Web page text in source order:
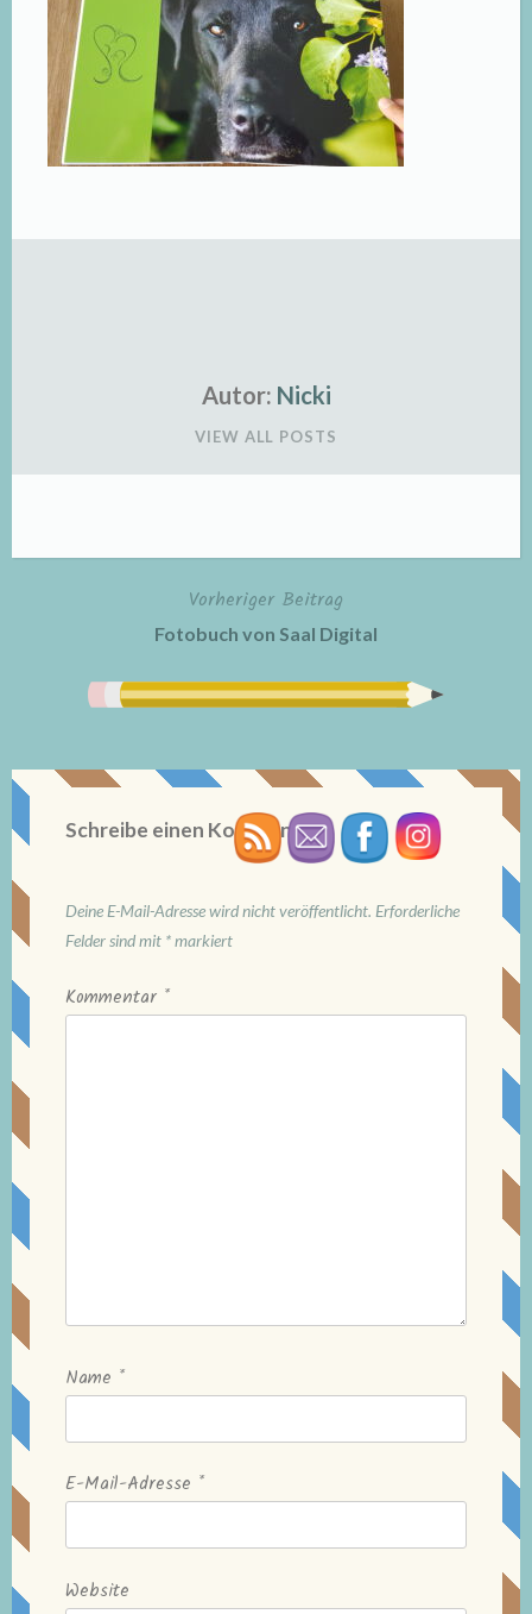
Autor: Nicki
VIEW ALL POSTS
BeitragsnavigationVorheriger Beitrag
Fotobuch von Saal Digital
Schreibe einen Kommentar
Deine E-Mail-Adresse wird nicht veröffentlicht. Erforderliche
Felder sind mit *markiert
Kommentar *
Name *
E-Mail-Adresse *
Website